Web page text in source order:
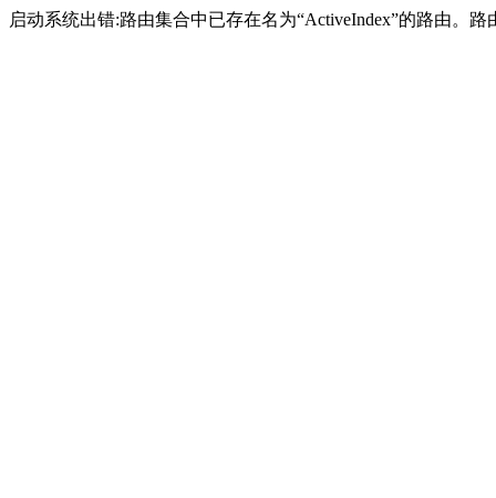
启动系统出错:路由集合中已存在名为“ActiveIndex”的路由。路